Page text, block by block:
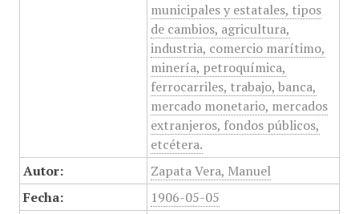
municipales y estatales, tipos
de cambios, agricultura,
industria, comercio marítimo,
minería, petroquímica,
ferrocarriles, trabajo, banca,
mercado monetario, mercados
extranjeros, fondos públicos,
etcétera.
Autor:
Zapata Vera, Manuel
Fecha:
1906-05-05